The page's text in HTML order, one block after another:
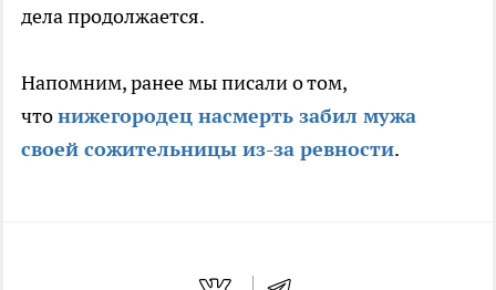
дела продолжается.
Напомним, ранее мы писали о том,
чтонижегородец насмерть забил мужа
своей сожительницы из-за ревности.